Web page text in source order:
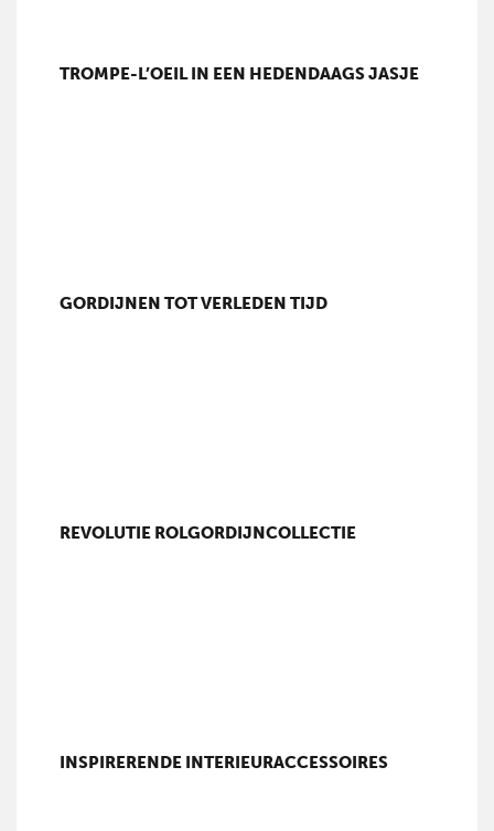
TROMPE-L’OEIL IN EEN HEDENDAAGS JASJE
GORDIJNEN TOT VERLEDEN TIJD
REVOLUTIE ROLGORDIJNCOLLECTIE
INSPIRERENDE INTERIEURACCESSOIRES